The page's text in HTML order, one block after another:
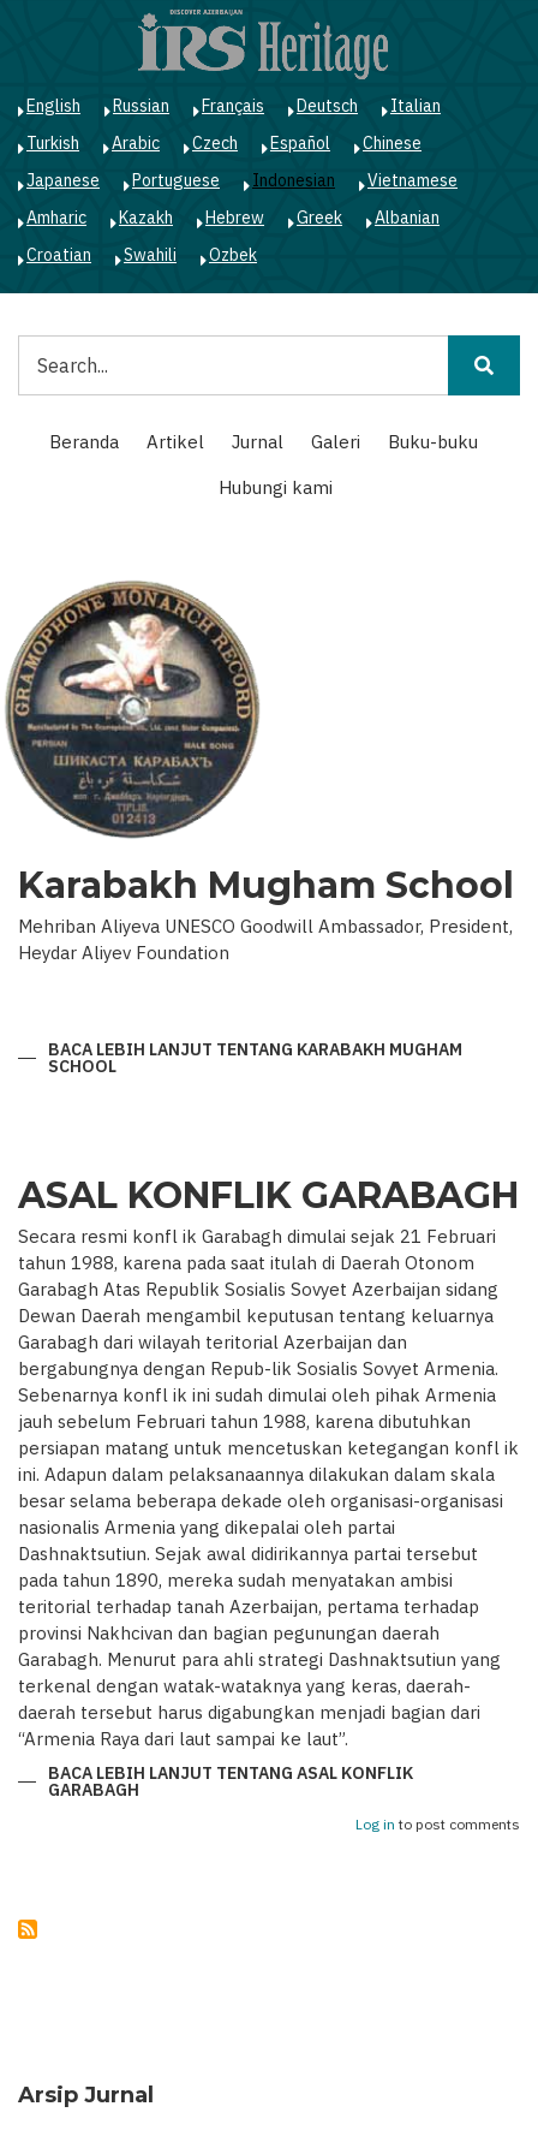
English Russian Français Deutsch
Italian
Turkish
Arabic Czech Español
Chinese
Japanese
Portuguese Indonesian
Vietnamese
Amharic
Kazakh Hebrew Greek
Albanian
Croatian
Swahili Ozbek
Main
navigation
Beranda Artikel Jurnal Galeri
Buku-buku
Hubungi kami
Karabakh Mugham School
Mehriban Aliyeva UNESCO Goodwill Ambassador, President,
Heydar Aliyev Foundation
BACA LEBIH LANJUT TENTANG KARABAKH MUGHAM
SCHOOL
ASAL KONFLIK GARABAGH
Secara resmi konfl ik Garabagh dimulai sejak 21 Februari
tahun 1988, karena pada saat itulah di Daerah Otonom
Garabagh Atas Republik Sosialis Sovyet Azerbaijan sidang
Dewan Daerah mengambil keputusan tentang keluarnya
Garabagh dari wilayah teritorial Azerbaijan dan
bergabungnya dengan Repub-lik Sosialis Sovyet Armenia.
Sebenarnya konfl ik ini sudah dimulai oleh pihak Armenia
jauh sebelum Februari tahun 1988, karena dibutuhkan
persiapan matang untuk mencetuskan ketegangan konfl ik
ini. Adapun dalam pelaksanaannya dilakukan dalam skala
besar selama beberapa dekade oleh organisasi-organisasi
nasionalis Armenia yang dikepalai oleh partai
Dashnaktsutiun. Sejak awal didirikannya partai tersebut
pada tahun 1890, mereka sudah menyatakan ambisi
teritorial terhadap tanah Azerbaijan, pertama terhadap
provinsi Nakhcivan dan bagian pegunungan daerah
Garabagh. Menurut para ahli strategi Dashnaktsutiun yang
terkenal dengan watak-wataknya yang keras, daerah-
daerah tersebut harus digabungkan menjadi bagian dari
“Armenia Raya dari laut sampai ke laut”.
BACA LEBIH LANJUT TENTANG ASAL KONFLIK
GARABAGH
Log in to post comments
Arsip Jurnal